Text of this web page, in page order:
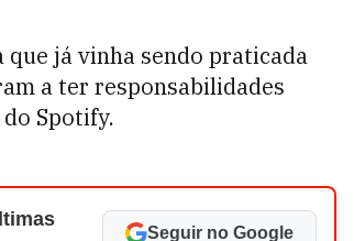
já vinha sendo praticada
a ter responsabilidades
Spotify.
Seguir no Google